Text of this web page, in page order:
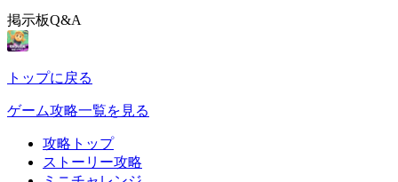
掲示板Q&A
トップに戻る
ゲーム攻略一覧を見る
攻略トップ
ストーリー攻略